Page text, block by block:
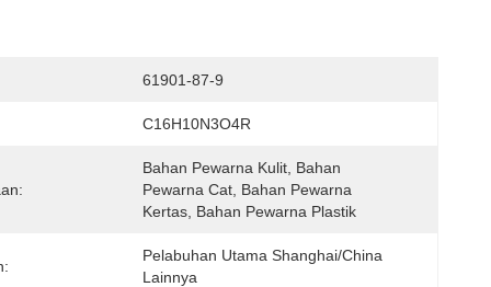
61901-87-9
C16H10N3O4R
Bahan Pewarna Kulit, Bahan
Pewarna Cat, Bahan Pewarna
Kertas, Bahan Pewarna Plastik
Pelabuhan Utama Shanghai/China
Lainnya